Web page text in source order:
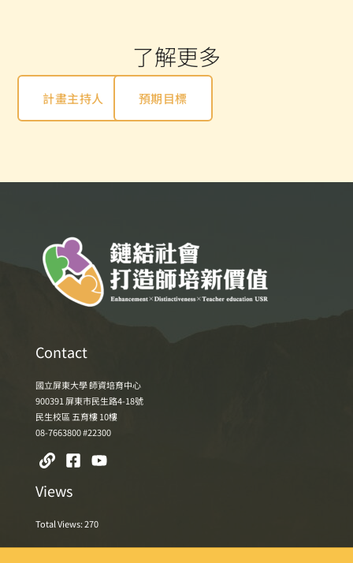
了解更多
計畫主持人 預期目標
Contact
國立屏東大學 師資培育中心
900391 屏東市民生路4-18號
民生校區 五育樓 10樓
08-7663800 #22300
Views
Total Views:270